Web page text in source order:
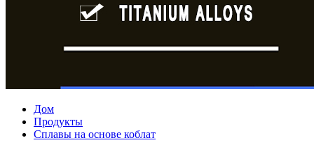
Дом
Продукты
Сплавы на основе коблат